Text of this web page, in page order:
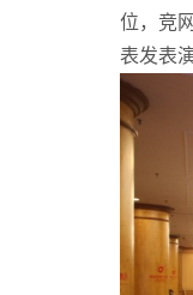
位，竞
表发表